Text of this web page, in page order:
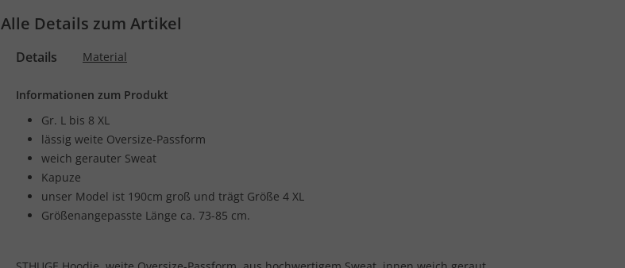
Alle Details zum Artikel
Details Material
Informationen zum Produkt
Gr. L bis 8 XL
lässig weite Oversize-Passform
weich gerauter Sweat
Kapuze
unser Model ist 190cm groß und trägt Größe 4 XL
Größenangepasste Länge ca. 73-85 cm.